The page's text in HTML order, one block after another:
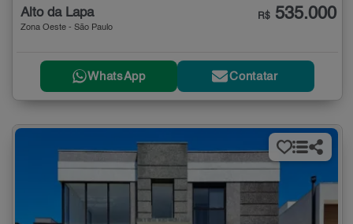
Alto da Lapa
Zona Oeste - São Paulo
R$ 535.000
WhatsApp Contatar